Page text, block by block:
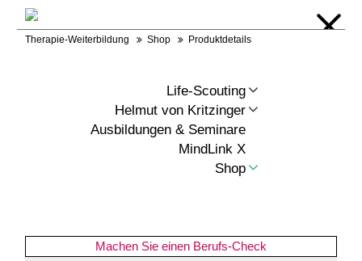
Warenkorb Login Kontakt RSS
Therapie-Weiterbildung Shop Produktdetails
Life-Scouting
Helmut von Kritzinger
Ausbildungen & Seminare
MindLink X
Shop
Machen Sie einen Berufs-Check